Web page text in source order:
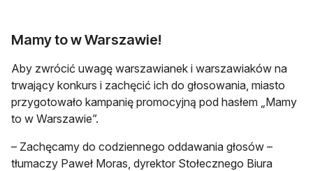
Mamy to w Warszawie!
Aby zwrócić uwagę warszawianek i warszawiaków na
trwający konkurs i zachęcić ich do głosowania, miasto
przygotowało kampanię promocyjną pod hasłem „Mamy
to w Warszawie”.
– Zachęcamy do codziennego oddawania głosów –
tłumaczy Paweł Moras, dyrektor Stołecznego Biura